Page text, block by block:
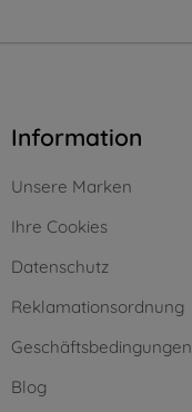
Information
Unsere Marken
Ihre Cookies
Datenschutz
Reklamationsordnung
Geschäftsbedingungen
Blog